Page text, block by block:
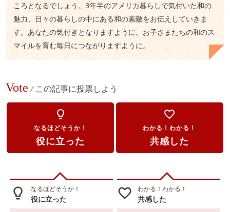
ころとなるでしょう。3年半のアメリカ暮らしで気付いた和の
魅力、日々の暮らしの中にある和の素敵をお伝えしていきま
す。あなたの気付きとなりますように。お子さまたちの和のス
マイルを育む毎日につながりますように。
Vote / この記事に投票しよう
lightbulb_outline
なるほどそうか！
役に立った
favorite_border
わかる！わかる！
共感した
lightbulb_outline なるほどそうか！
役に立った favorite_border わかる！わかる！
共感した